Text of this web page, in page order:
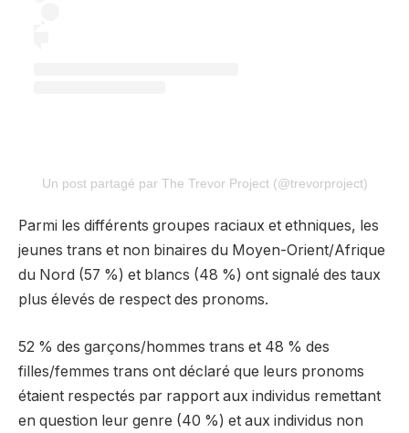
Un post partagé par The Trevor Project (@trevorproject)
Parmi les différents groupes raciaux et ethniques, les
jeunes trans et non binaires du Moyen-Orient/Afrique
du Nord (57 %) et blancs (48 %) ont signalé des taux
plus élevés de respect des pronoms.
52 % des garçons/hommes trans et 48 % des
filles/femmes trans ont déclaré que leurs pronoms
étaient respectés par rapport aux individus remettant
en question leur genre (40 %) et aux individus non